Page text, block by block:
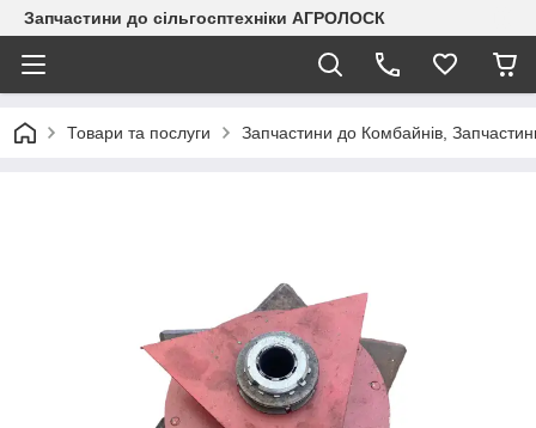
Запчастини до сільгосптехніки АГРОЛОСК
Товари та послуги Запчастини до Комбайнів,